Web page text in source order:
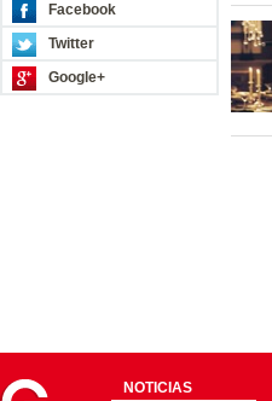
Facebook
Twitter
Google+
NOTICIAS